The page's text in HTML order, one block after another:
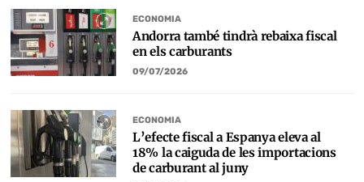
ECONOMIA
Andorra també tindrà rebaixa fiscal
en els carburants
09/07/2026
ECONOMIA
L’efecte fiscal a Espanya eleva al
18% la caiguda de les importacions
de carburant al juny